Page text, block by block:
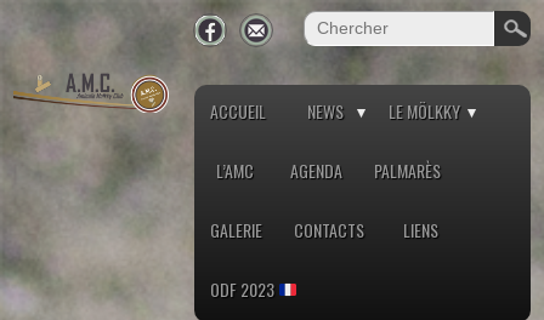
ACCUEIL NEWS LE MÖLKKY
L’AMC AGENDA PALMARÈS
GALERIE CONTACTS LIENS
ODF 2023